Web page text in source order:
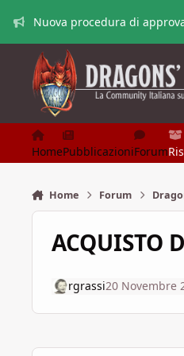
Nuova procedura di
HomePubblicazioniForum
Home Forum
ACQUISTO
rgrassi20 Novembre